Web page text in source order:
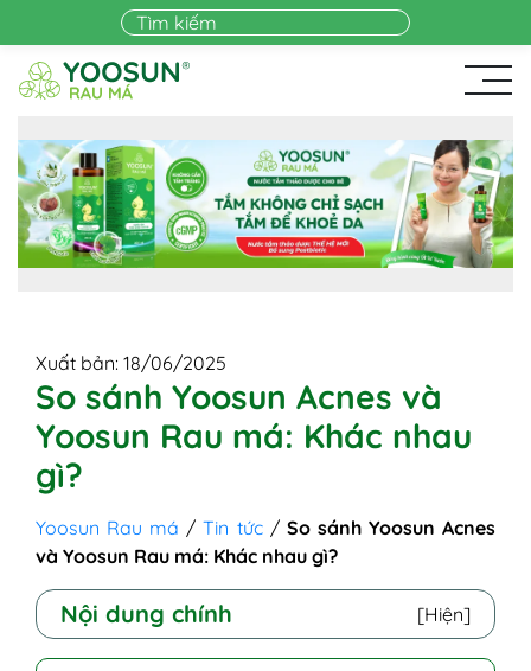
Skip to main content
Xuất bản: 18/06/2025
So sánh Yoosun Acnes và
Yoosun Rau má: Khác nhau
gì?
Yoosun Rau má /Tin tức/ So sánh Yoosun Acnes
và Yoosun Rau má: Khác nhau gì?
Nội dung chính [Hiện]